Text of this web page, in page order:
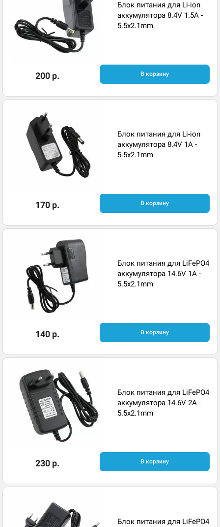
Блок питания для Li-ion
аккумулятора 8.4V 1.5A -
5.5x2.1mm
200 р. В корзину
Блок питания для Li-ion
аккумулятора 8.4V 1A -
5.5x2.1mm
170 р. В корзину
Блок питания для LiFePO4
аккумулятора 14.6V 1A -
5.5x2.1mm
140 р. В корзину
Блок питания для LiFePO4
аккумулятора 14.6V 2A -
5.5x2.1mm
230 р. В корзину
Блок питания для LiFePO4